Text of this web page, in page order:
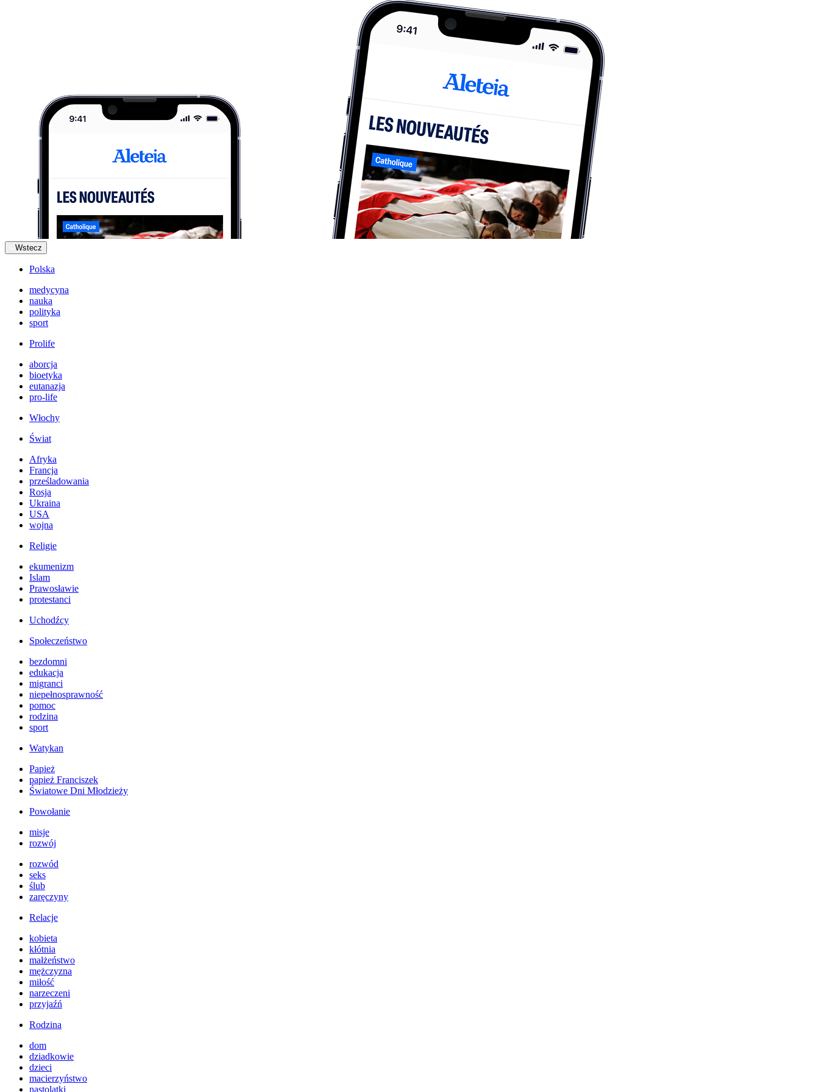
Wstecz
Polska
medycyna
nauka
polityka
sport
Prolife
aborcja
bioetyka
eutanazja
pro-life
Włochy
Świat
Afryka
Francja
prześladowania
Rosja
Ukraina
USA
wojna
Religie
ekumenizm
Islam
Prawosławie
protestanci
Uchodźcy
Społeczeństwo
bezdomni
edukacja
migranci
niepełnosprawność
pomoc
rodzina
sport
Watykan
Papież
papież Franciszek
Światowe Dni Młodzieży
Powołanie
misje
rozwój
rozwód
seks
ślub
zaręczyny
Relacje
kobieta
kłótnia
małżeństwo
mężczyzna
miłość
narzeczeni
przyjaźń
Rodzina
dom
dziadkowie
dzieci
macierzyństwo
nastolatki